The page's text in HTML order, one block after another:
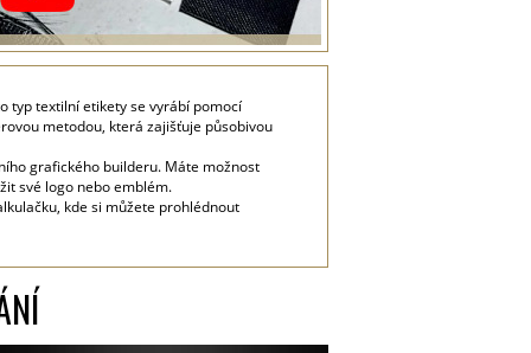
typ textilní etikety se vyrábí pomocí
metodou, která zajišťuje působivou
grafického builderu. Máte možnost
své logo nebo emblém.
kde si můžete prohlédnout